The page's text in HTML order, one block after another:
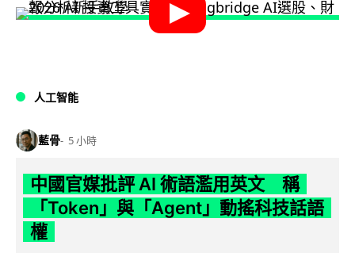
人工智能
藍骨 5 小時
中國官媒批評 AI 術語濫用英文 稱
「Token」與「Agent」動搖科技話語
權